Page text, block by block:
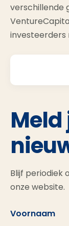
verschillende
investeerders
Meld
Blijf periodiek
onze website.
Voornaam